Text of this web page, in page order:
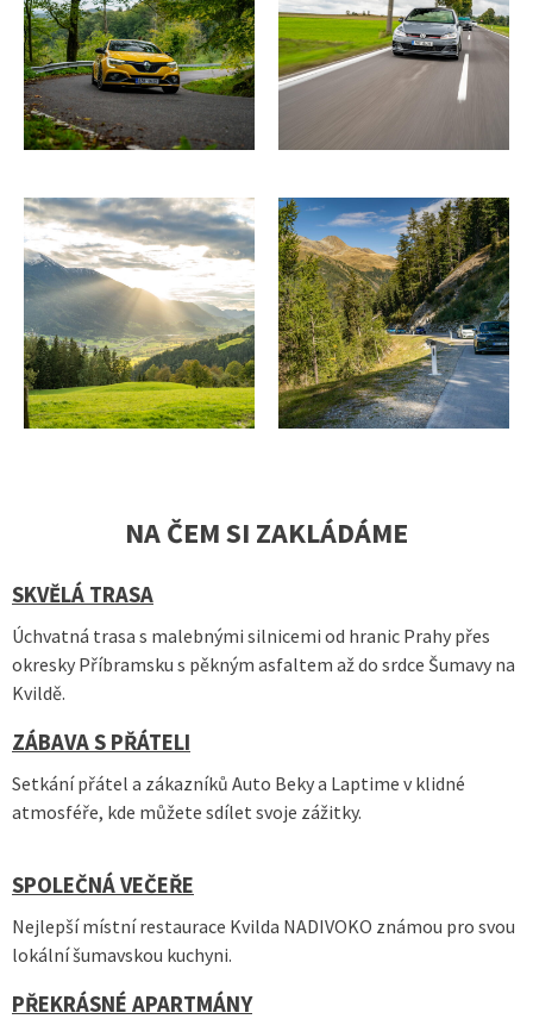
NA ČEM SI ZAKLÁDÁME
SKVĚLÁ TRASA
Úchvatná trasa s malebnými silnicemi od hranic Prahy přes
okresky Příbramsku s pěkným asfaltem až do srdce Šumavy na
Kvildě.
ZÁBAVA S PŘÁTELI
Setkání přátel a zákazníků Auto Beky a Laptime v klidné
atmosféře, kde můžete sdílet svoje zážitky.
SPOLEČNÁ VEČEŘE
Nejlepší místní restaurace Kvilda NADIVOKO známou pro svou
lokální šumavskou kuchyni.
PŘEKRÁSNÉ APARTMÁNY